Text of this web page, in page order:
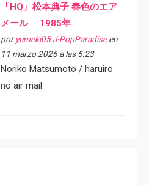
「HQ」松本典子 春色のエア
メール 1985年
por yumeki05 J-PopParadiseen
11 marzo 2026 a las 5:23
Noriko Matsumoto / haruiro
no air mail